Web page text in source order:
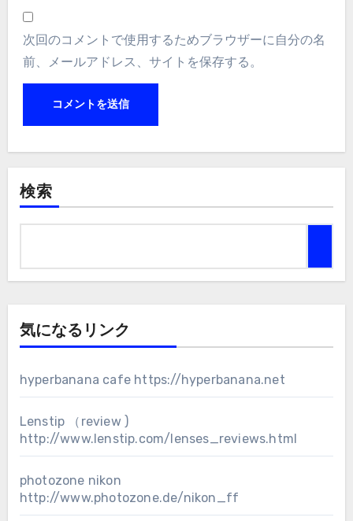
次回のコメントで使用するためブラウザーに自分の名
前、メールアドレス、サイトを保存する。
検索
気になるリンク
hyperbanana cafe https://hyperbanana.net
Lenstip （review )
http://www.lenstip.com/lenses_reviews.html
photozone nikon
http://www.photozone.de/nikon_ff